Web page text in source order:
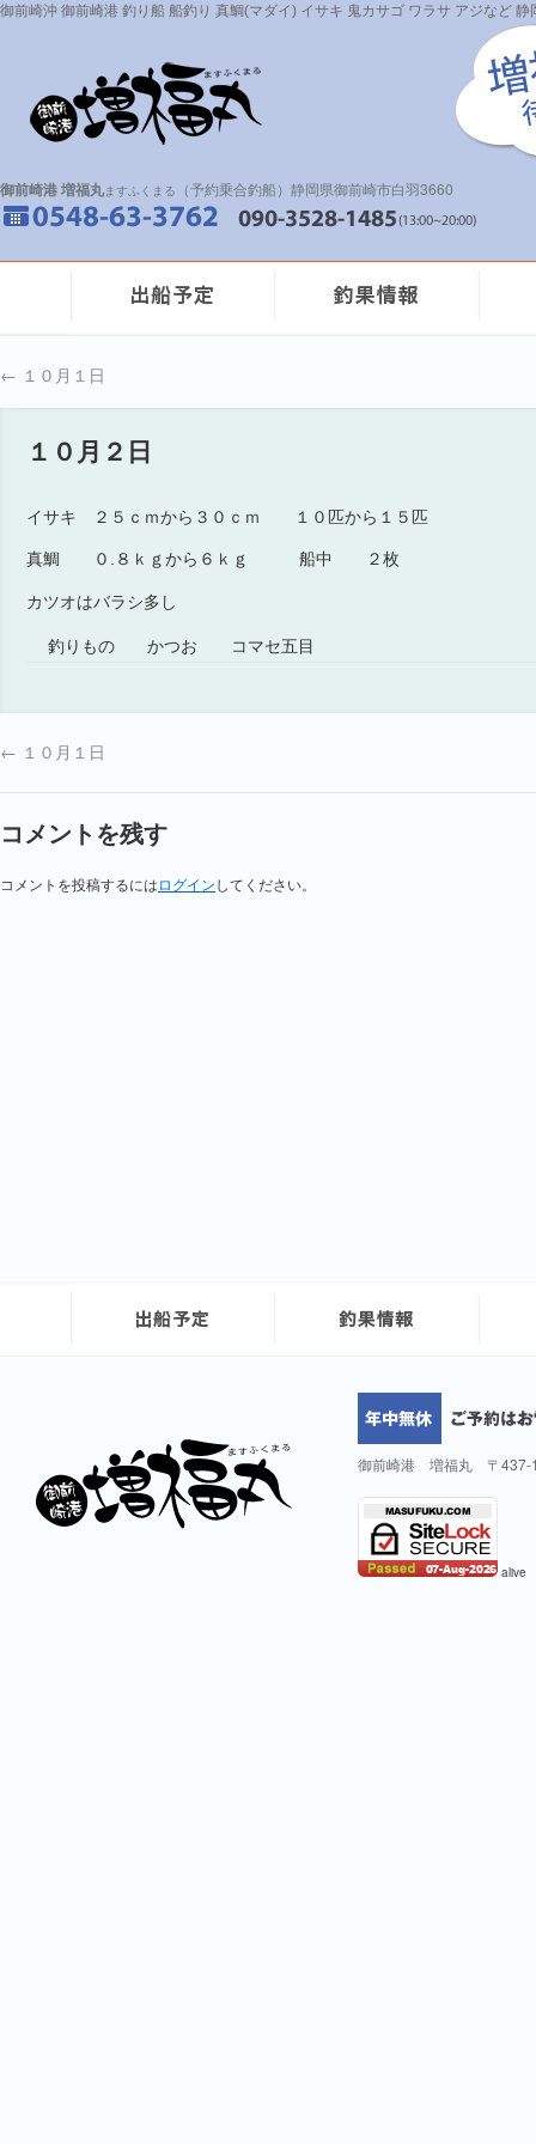
御前崎沖 御前崎港 釣り船 船釣り 真鯛(マダイ) イサキ 鬼カサゴ ワラサ アジなど
御前崎港 増福丸ますふくまる （予約乗合釣船）静岡県御前崎市白羽3660
← １０月１日
１０月２日
イサキ ２５ｃｍから３０ｃｍ １０匹から１５匹
真鯛 ０.８ｋｇから６ｋｇ 船中 ２枚
カツオはバラシ多し
釣りもの かつお コマセ五目
← １０月１日
コメントを残す
コメントを投稿するには ログイン してください。
御前崎港 増福丸 〒437-
alive